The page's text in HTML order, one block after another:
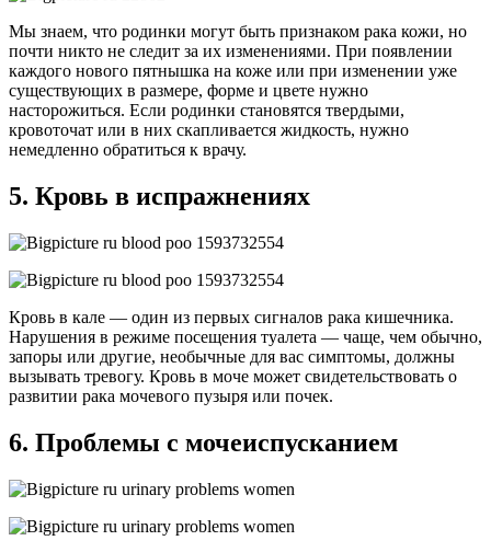
Мы знаем, что родинки могут быть признаком рака кожи, но
почти никто не следит за их изменениями. При появлении
каждого нового пятнышка на коже или при изменении уже
существующих в размере, форме и цвете нужно
насторожиться. Если родинки становятся твердыми,
кровоточат или в них скапливается жидкость, нужно
немедленно обратиться к врачу.
5. Кровь в испражнениях
Кровь в кале — один из первых сигналов рака кишечника.
Нарушения в режиме посещения туалета — чаще, чем обычно,
запоры или другие, необычные для вас симптомы, должны
вызывать тревогу. Кровь в моче может свидетельствовать о
развитии рака мочевого пузыря или почек.
6. Проблемы с мочеиспусканием